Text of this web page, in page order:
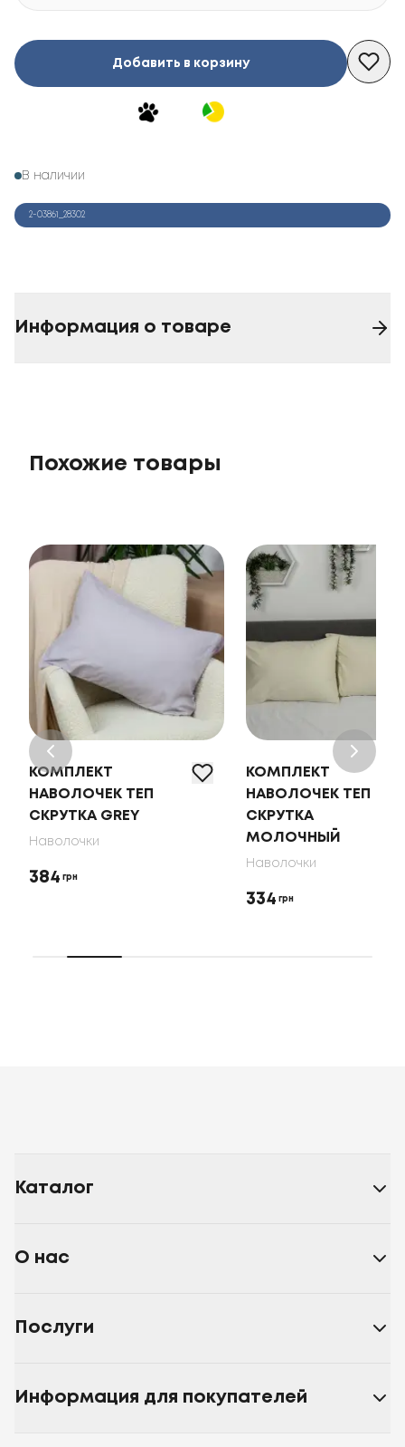
Добавить в корзину
В наличии
2-03861_28302
Информация о товаре
Похожие товары
КОМПЛЕКТ
НАВОЛОЧЕК ТЕП
СКРУТКА GREY
Наволочки
384 грн
КОМПЛЕКТ
НАВОЛОЧЕК ТЕП
СКРУТКА
МОЛОЧНЫЙ
Наволочки
334 грн
Каталог
О нас
Послуги
Информация для покупателей